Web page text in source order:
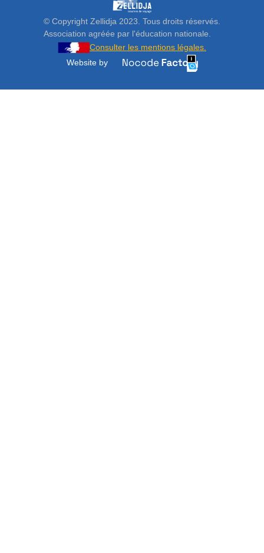
© Copyright Zellidja 2023. Tous droits réservés.
Association agréée par l'éducation nationale.
Consulter les mentions légales.
Website by